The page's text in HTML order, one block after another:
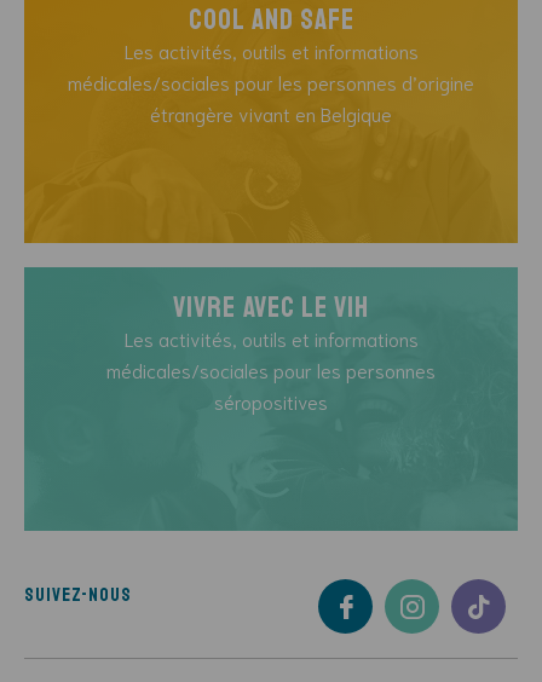
Cool and Safe
Les activités, outils et informations
médicales/sociales pour les personnes d’origine
étrangère vivant en Belgique
Vivre avec le vih
Les activités, outils et informations
médicales/sociales pour les personnes
séropositives
Suivez-nous